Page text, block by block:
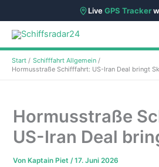
LiveGPS Tracker
Zum
Inhalt
springen
Start
Schifffahrt Allgemein
Hormusstraße Schifffahrt: US-Iran Deal bringt
Hormusstraße
US-Iran Deal
Von Kaptain Piet/17. Juni 2026